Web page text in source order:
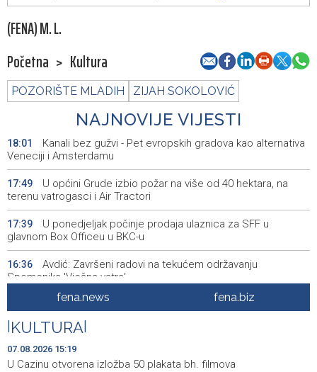
(FENA) M. L.
Početna > Kultura
POZORIŠTE MLADIH ZIJAH SOKOLOVIĆ
NAJNOVIJE VIJESTI
18:01
Kanali bez gužvi - Pet evropskih gradova kao alternativa
Veneciji i Amsterdamu
17:49
U općini Grude izbio požar na više od 40 hektara, na
terenu vatrogasci i Air Tractori
17:39
U ponedjeljak počinje prodaja ulaznica za SFF u
glavnom Box Officeu u BKC-u
16:36
Avdić: Završeni radovi na tekućem održavanju
Spomenika 'Vječna vatra'
Dva Air Tractora gase požar u Konjicu, u subotu stiže i
treći
15:58
Meta kažnjena sa dodatnih 567 miliona dolara zbog
ugrožavanja sigurnosti djece
fena.news fena.biz
KULTURA
07.08.2026 15:19
U Cazinu otvorena izložba 50 plakata bh. filmova